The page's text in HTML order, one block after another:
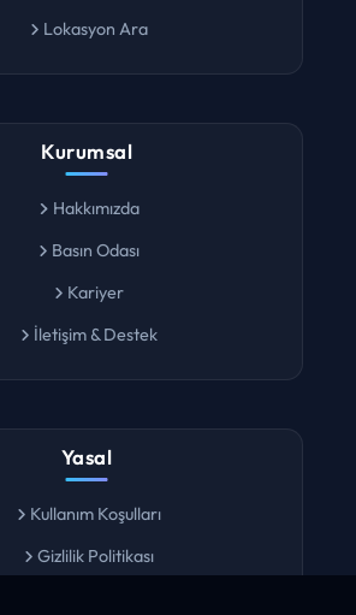
Kurumsal
Yasal
Gizlilik Politikası